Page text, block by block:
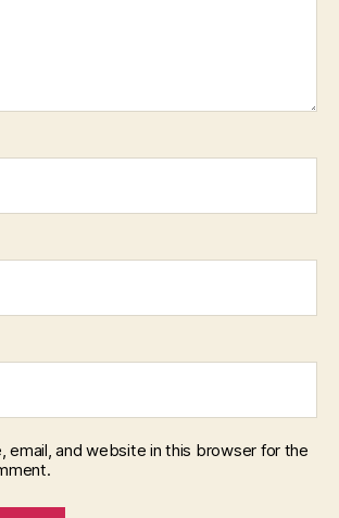
email, and website in this browser for the